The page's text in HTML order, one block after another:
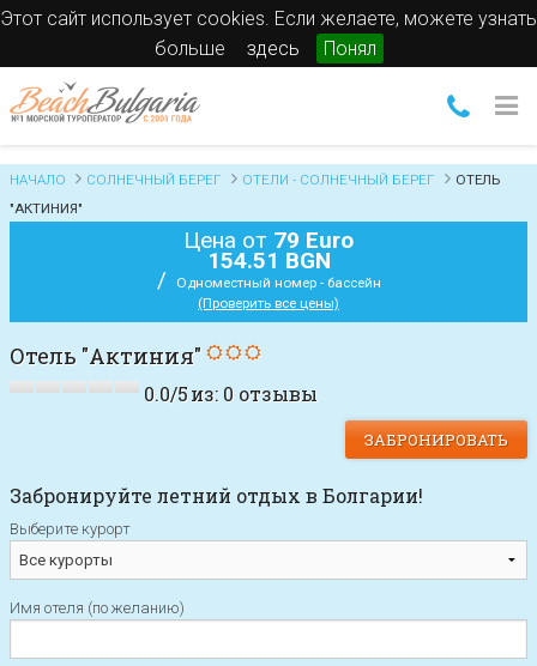
Этот сайт использует cookies. Если желаете, можете узнать
больше
здесь Понял
НАЧАЛО СОЛНЕЧНЫЙ БЕРЕГ ОТЕЛИ - СОЛНЕЧНЫЙ БЕРЕГ
ОТЕЛЬ
"АКТИНИЯ"
Цена от 79 Euro
154.51 BGN
/
Одноместный номер - бассейн
(Проверить все цены)
Отель "Актиния"
0.0/5из:0 отзывы
ЗАБРОНИРОВАТЬ
Забронируйте летний отдых в Болгарии!
Выберите курорт
Имя отеля (по желанию)